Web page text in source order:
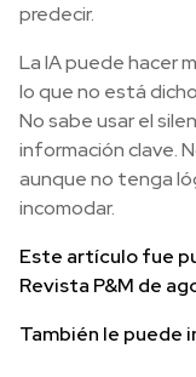
predecir.
La IA puede hacer
lo que no está
No sabe usar el
información clave.
aunque no tenga
incomodar.
Este artículo fue
Revista P&M de
También le puede